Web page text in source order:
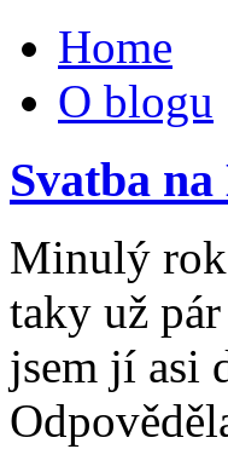
Home
O blogu
Svatba
Minulý rok
taky už
jsem jí asi